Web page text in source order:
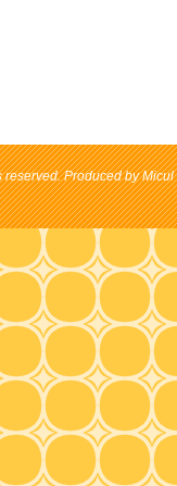
Produced by Micul